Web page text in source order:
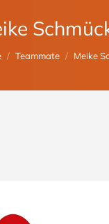
hier:Teammate Meike